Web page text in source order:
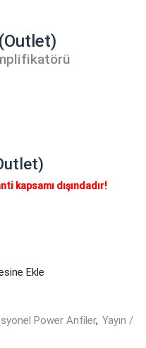
kapsamı dışındadır!
Ekle
Power Anfiler, Yayın /